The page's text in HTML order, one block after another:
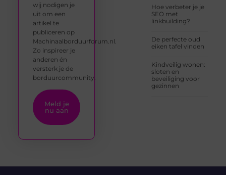
Hoe verbeter je je
SEO met
linkbuilding?
De perfecte oud
eiken tafel vinden
Kindveilig wonen:
sloten en
beveiliging voor
gezinnen
wij nodigen je
uit om een
artikel te
publiceren op
Machinaalborduurforum.nl.
Zo inspireer je
anderen én
versterk je de
borduurcommunity.
Meld je
nu aan